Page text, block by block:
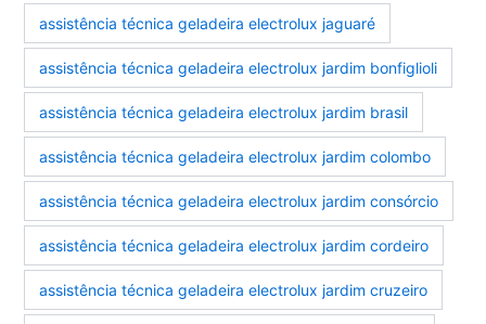
assistência técnica geladeira electrolux jaguaré
assistência técnica geladeira electrolux jardim bonfiglioli
assistência técnica geladeira electrolux jardim brasil
assistência técnica geladeira electrolux jardim colombo
assistência técnica geladeira electrolux jardim consórcio
assistência técnica geladeira electrolux jardim cordeiro
assistência técnica geladeira electrolux jardim cruzeiro